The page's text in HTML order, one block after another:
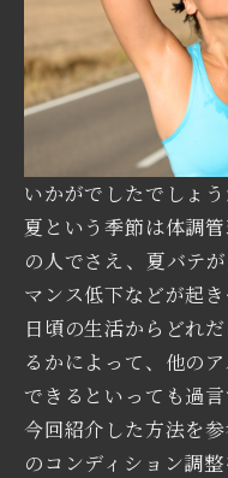
いかがでしたでしょう
夏という季節は体調
の人でさえ、夏バテ
マンス低下などが起き
日頃の生活からどれ
るかによって、他の
できるといっても過言
今回紹介した方法を
のコンディション調